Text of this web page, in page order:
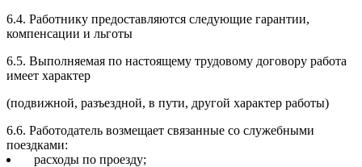
6.4. Работнику предоставляются следующие гарантии,
компенсации и льготы
6.5. Выполняемая по настоящему трудовому договору работа
имеет характер
(подвижной, разъездной, в пути, другой характер работы)
6.6. Работодатель возмещает связанные со служебными
поездками:
расходы по проезду;